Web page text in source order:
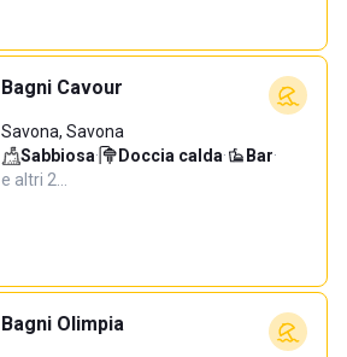
Bagni Cavour
Savona, Savona
Sabbiosa· Doccia calda· Bar·
e altri 2…
Bagni Olimpia